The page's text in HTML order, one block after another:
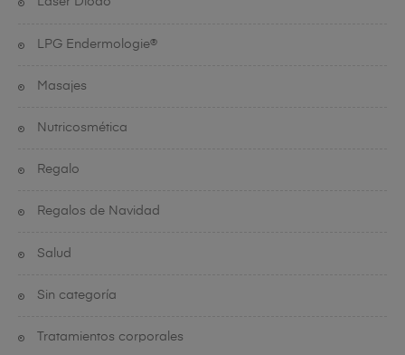
LPG Endermologie®
Masajes
Nutricosmética
Regalo
Regalos de Navidad
Salud
Sin categoría
Tratamientos corporales